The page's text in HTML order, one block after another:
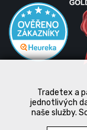
Tradetex a
jednotlivých
naše služby.